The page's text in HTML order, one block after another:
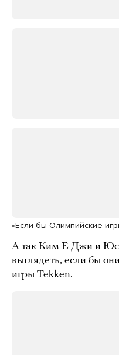
«Если бы Олимпийские
А так Ким Е Джи и
выглядеть, если бы
игры Tekken.